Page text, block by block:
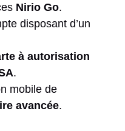
Nirio Go.
disposant d’un
à autorisation
.
mobile de
avancée.